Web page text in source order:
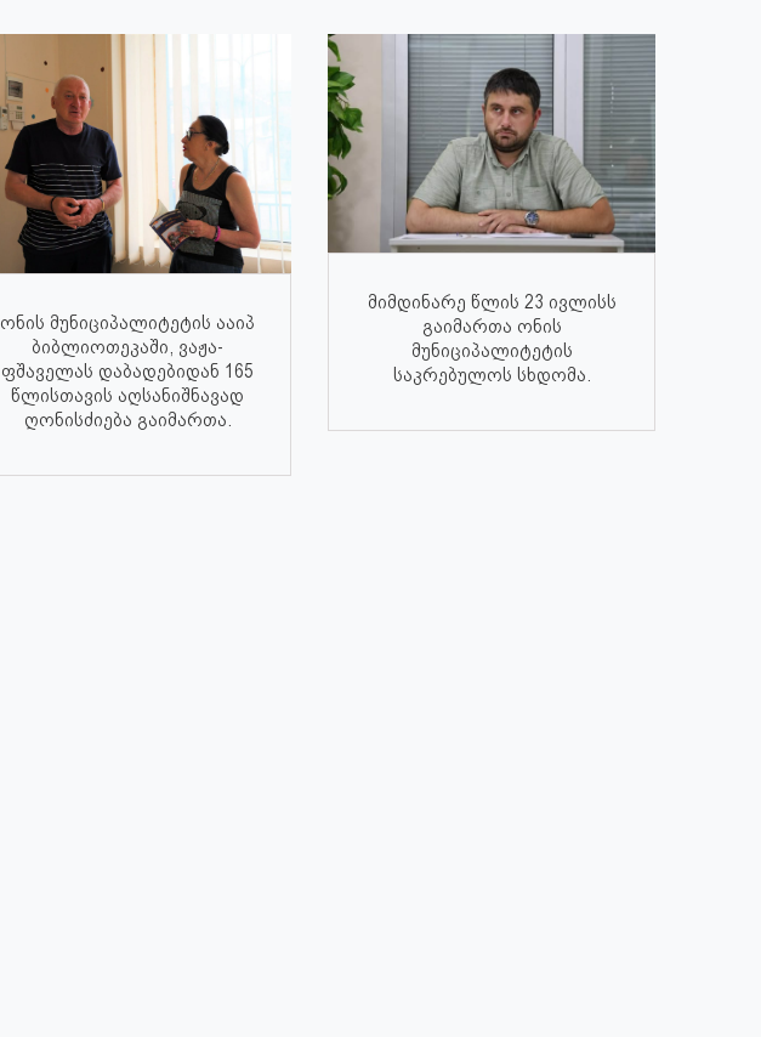
ონის მუნიციპალიტეტის ააიპ
ბიბლიოთეკაში, ვაჟა-
ფშაველას დაბადებიდან 165
წლისთავის აღსანიშნავად
ღონისძიება გაიმართა.
მიმდინარე წლის 23 ივლისს
გაიმართა ონის
მუნიციპალიტეტის
საკრებულოს სხდომა.